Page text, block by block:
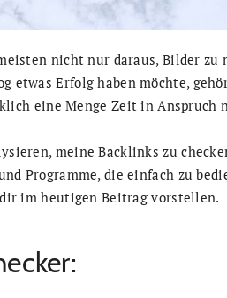
nicht nur daraus, Bilder zu
etwas Erfolg haben möchte,
eine Menge Zeit in Anspruch
meine Backlinks zu
Programme, die einfach zu
im heutigen Beitrag vorstellen.